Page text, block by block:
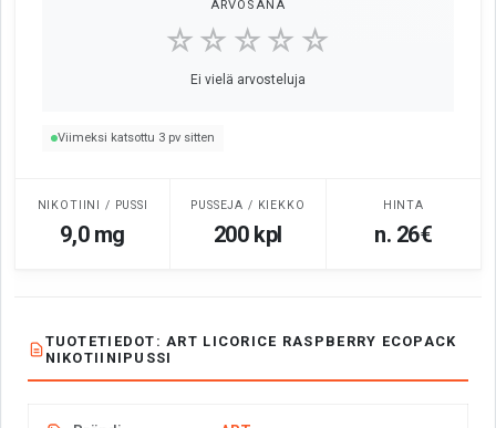
ARVOSANA
☆☆☆☆☆
Ei vielä arvosteluja
Viimeksi katsottu 3 pv sitten
NIKOTIINI / PUSSI
9,0 mg
PUSSEJA / KIEKKO
200 kpl
HINTA
n. 26€
TUOTETIEDOT: ART LICORICE RASPBERRY ECOPACK
NIKOTIINIPUSSI